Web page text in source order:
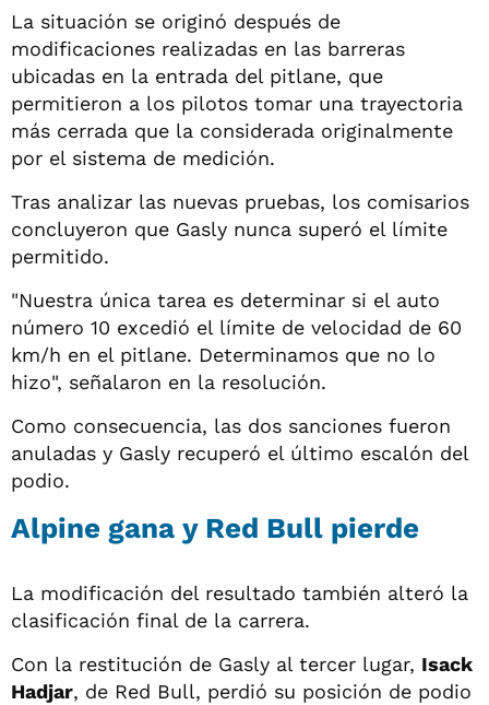
La situación se originó después de
modificaciones realizadas en las barreras
ubicadas en la entrada del pitlane, que
permitieron a los pilotos tomar una trayectoria
más cerrada que la considerada originalmente
por el sistema de medición.
Tras analizar las nuevas pruebas, los comisarios
concluyeron que Gasly nunca superó el límite
permitido.
"Nuestra única tarea es determinar si el auto
número 10 excedió el límite de velocidad de 60
km/h en el pitlane. Determinamos que no lo
hizo", señalaron en la resolución.
Como consecuencia, las dos sanciones fueron
anuladas y Gasly recuperó el último escalón del
podio.
Alpine gana y Red Bull pierde
La modificación del resultado también alteró la
clasificación final de la carrera.
Con la restitución de Gasly al tercer lugar, Isack
Hadjar, de Red Bull, perdió su posición de podio